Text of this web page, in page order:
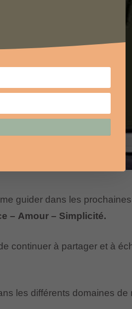
guider dans les
– Amour – Simplicité.
continuer à partager et à
les différents domaines de